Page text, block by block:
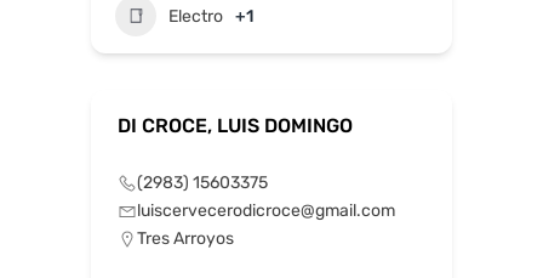
Electro +1
DI CROCE, LUIS DOMINGO
(2983) 15603375
luiscervecerodicroce@gmail.com
Tres Arroyos